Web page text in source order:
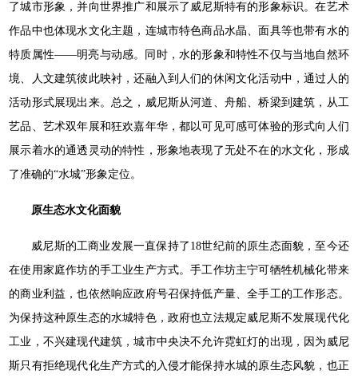
了城市形象，并向世界推广和展示了威尼斯特有的形象标识。在艺术
作品中也体现水文化主题，连城市特色商品水晶、面具等也带有水的
特质属性——明亮与动感。同时，水的形象和特性不仅与当地自然环
境、人文建筑彼此映衬，还融入到人们的休闲文化活动中，通过人的
活动形式展现出来。总之，威尼斯从河道、舟船、桥梁到建筑，从工
艺品、艺术双年展和狂欢嘉年华，都以可见可感可体验的形式向人们
展示着水的通透灵动的特性，形象地表现了无处不在的水文化，形成
了准确的“水城”形象定位。
原生态水文化面貌
威尼斯的工商业发展一直保持了18世纪前的原生态面貌，至今还
在使用家庭作坊的手工业生产方式。手工作坊主宁可牺牲机械化带来
的商业利益，也依然响应政府号召保持低产量、全手工的工作形态。
为保持这种原生态的水城特色，政府也立法规定威尼斯不发展现代化
工业，不兴建现代建筑，城市中央决不允许霓虹灯的出现，因为威尼
斯只有拒绝现代化生产方式的入侵才能保持水城的原生态风貌，也正